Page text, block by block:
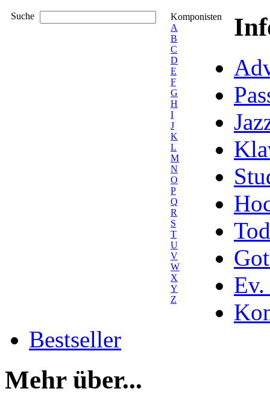
Suche
Komponisten
A
B
C
D
E
F
G
H
I
J
K
L
M
N
O
P
Q
R
S
T
U
V
W
X
Y
Z
Ev.
Bestseller
Mehr über...